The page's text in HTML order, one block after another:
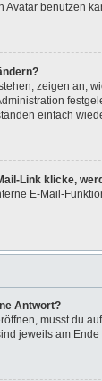
benutzen
zeigen an,
einfach
Link klicke,
E-Mail-
Antwort?
musst du
jeweils am